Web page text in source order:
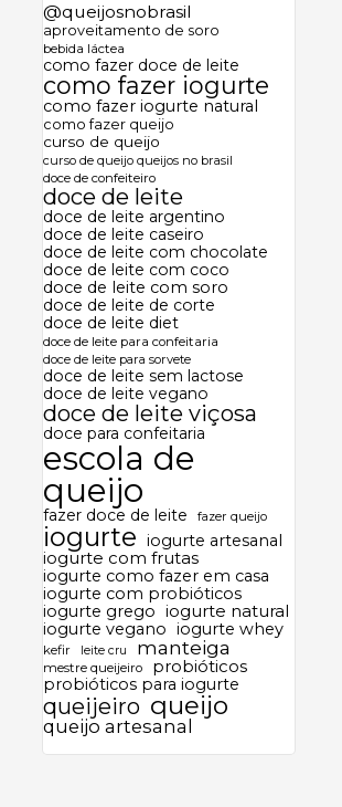
@queijosnobrasil
aproveitamento de soro
bebida láctea
como fazer doce de leite
como fazer iogurte
como fazer iogurte natural
como fazer queijo
curso de queijo
curso de queijo queijos no brasil
doce de confeiteiro
doce de leite
doce de leite argentino
doce de leite caseiro
doce de leite com chocolate
doce de leite com coco
doce de leite com soro
doce de leite de corte
doce de leite diet
doce de leite para confeitaria
doce de leite para sorvete
doce de leite sem lactose
doce de leite vegano
doce de leite viçosa
doce para confeitaria
escola de
queijo
fazer doce de leite fazer queijo
iogurte iogurte artesanal
iogurte com frutas
iogurte como fazer em casa
iogurte com probióticos
iogurte grego iogurte natural
iogurte vegano iogurte whey
kefir leite cru manteiga
mestre queijeiro
probióticos
probióticos para iogurte
queijeiro queijo
queijo artesanal